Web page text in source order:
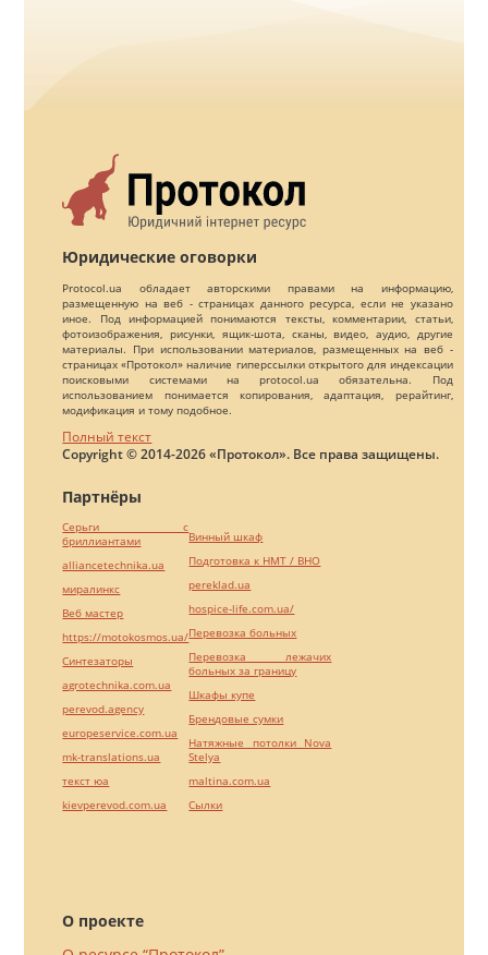
Юридические оговорки
Protocol.ua обладает авторскими правами на информацию,
размещенную на веб - страницах данного ресурса, если не указано
иное. Под информацией понимаются тексты, комментарии, статьи,
фотоизображения, рисунки, ящик-шота, сканы, видео, аудио, другие
материалы. При использовании материалов, размещенных на веб -
страницах «Протокол» наличие гиперссылки открытого для индексации
поисковыми системами на protocol.ua обязательна. Под
использованием понимается копирования, адаптация, рерайтинг,
модификация и тому подобное.
Полный текст
Copyright © 2014-2026 «Протокол». Все права защищены.
О проекте
Партнёры
Серьги с
бриллиантами
alliancetechnika.ua
миралинкс
Веб мастер
https://motokosmos.ua/
Синтезаторы
agrotechnika.com.ua
perevod.agency
europeservice.com.ua
mk-translations.ua
текст юа
kievperevod.com.ua
Винный шкаф
Подготовка к НМТ / ВНО
pereklad.ua
hospice-life.com.ua/
Перевозка больных
Перевозка лежачих
больных за границу
Шкафы купе
Брендовые сумки
Натяжные потолки Nova
Stelya
maltina.com.ua
Cылки